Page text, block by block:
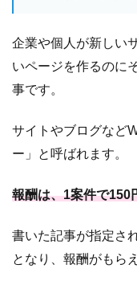
ー
ク
11.1
ト
YouTube
する
収
100
企業や個人が新しい
いページを作るのに
事です。
サイトやブログなど
ー」と呼ばれます。
報酬は、1案件で150
書いた記事が指定さ
となり、報酬がもら